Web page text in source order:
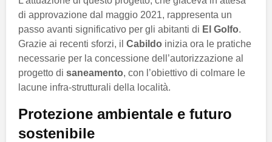
di approvazione dal maggio 2021, rappresenta un
passo avanti significativo per gli abitanti di El Golfo.
Grazie ai recenti sforzi, il Cabildo inizia ora le pratiche
necessarie per la concessione dell’autorizzazione al
progetto di saneamento, con l’obiettivo di colmare le
lacune infra-strutturali della località.
Protezione ambientale e futuro
sostenibile